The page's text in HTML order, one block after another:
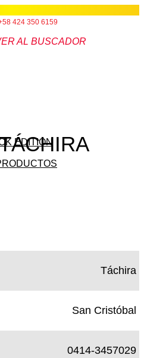
424 350 6159
EDITION
AL BUSCADOR
Táchira
San Cristóbal
0414-3457029